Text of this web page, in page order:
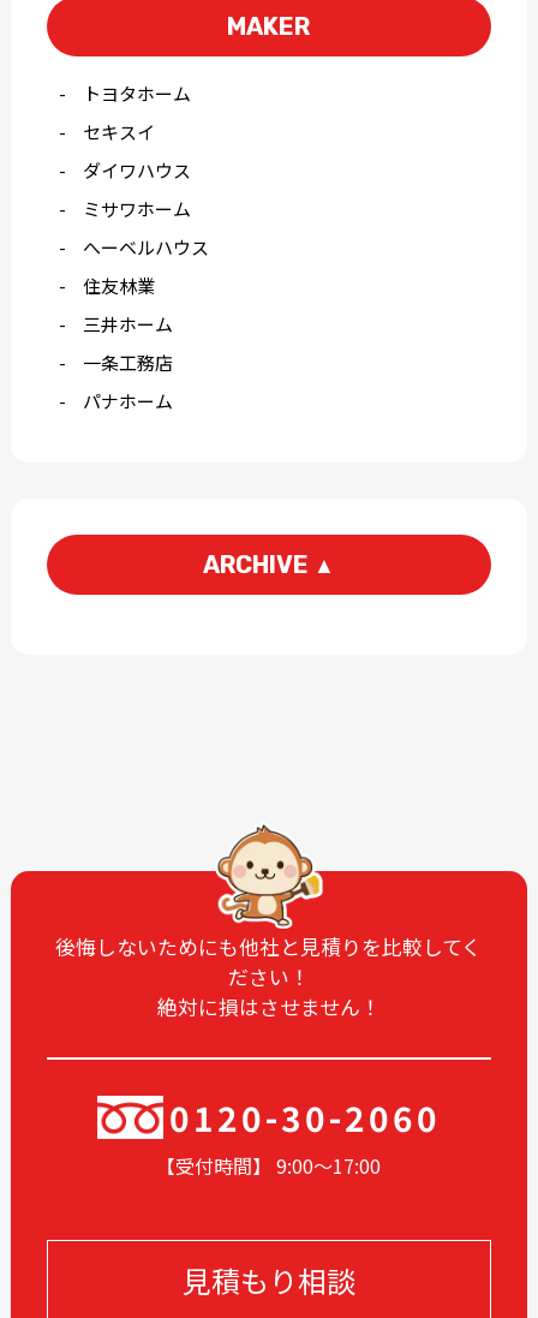
MAKER
トヨタホーム
セキスイ
ダイワハウス
ミサワホーム
へーベルハウス
住友林業
三井ホーム
一条工務店
パナホーム
ARCHIVE ▲
2025-02
2025-01
2024-12
2024-08
2024-07
2024-06
2024-05
2024-02
2024-01
2023-11
2023-08
2023-05
2023-03
後悔しないためにも他社と見積りを比較してく
ださい！
絶対に損はさせません！
0120-30-2060
【受付時間】 9:00〜17:00
見積もり相談